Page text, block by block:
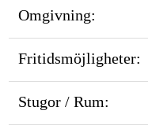
Omgivning:
Fritidsmöjligheter:
Stugor / Rum: